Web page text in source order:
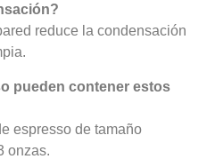
reduce la condensación
pueden contener estos
espresso de tamaño
onzas.